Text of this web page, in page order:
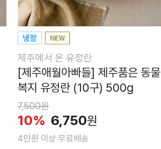
제주에서 온 유정란
[제주애월아빠들] 제주품은 동물
복지 유정란 (10구) 500g
7,500원
10% 6,750원
4만원 이상 무료배송